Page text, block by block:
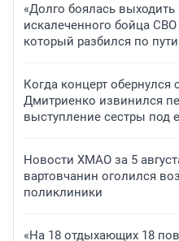
«Долго боялась
искалеченного бойца
который разбился по
Когда концерт обернулся
Дмитриенко извинился
выступление сестры под
Новости ХМАО за 5
вартовчанин оголился
поликлиники
«На 18 отдыхающих 18